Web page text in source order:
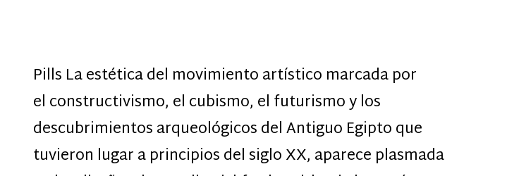
Pills La estética del movimiento artístico marcada por
el constructivismo, el cubismo, el futurismo y los
descubrimientos arqueológicos del Antiguo Egipto que
tuvieron lugar a principios del siglo XX, aparece plasmada